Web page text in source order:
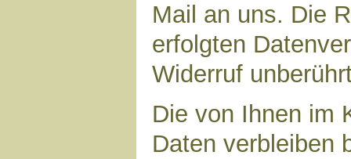
Mail an uns. Die
erfolgten
Widerruf
Die von Ihnen im
Daten verbleiben